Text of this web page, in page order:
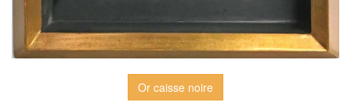
Or caisse noire